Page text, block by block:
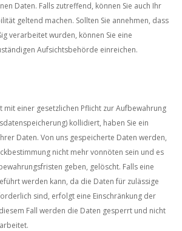
Daten. Falls zutreffend, können Sie auch Ihr
geltend machen. Sollten Sie annehmen, dass
verarbeitet wurden, können Sie eine
Aufsichtsbehörde einreichen.
mit einer gesetzlichen Pflicht zur Aufbewahrung
kollidiert, haben Sie ein
Daten. Von uns gespeicherte Daten werden,
nicht mehr vonnöten sein und es
geben, gelöscht. Falls eine
werden kann, da die Daten für zulässige
sind, erfolgt eine Einschränkung der
Fall werden die Daten gesperrt und nicht